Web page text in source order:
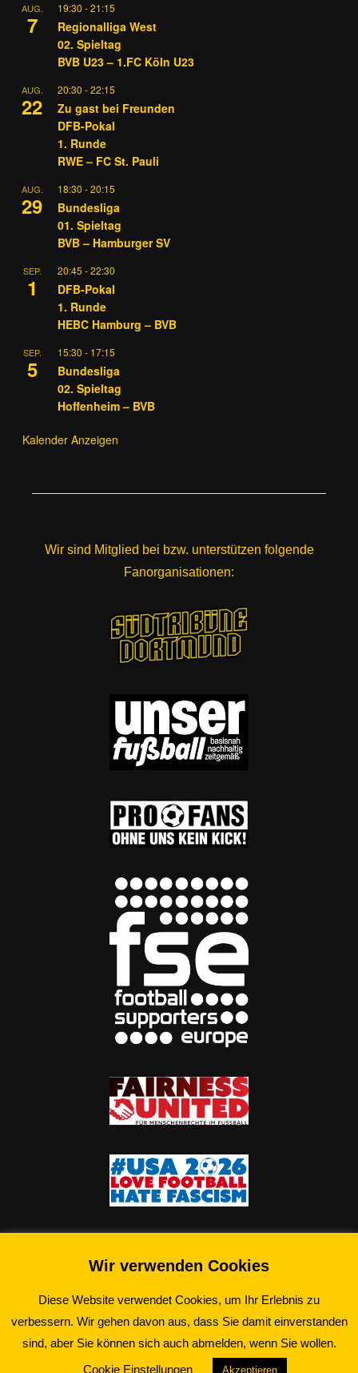
AUG.
7
19:30 -21:15
Regionalliga West
02. Spieltag
BVB U23 – 1.FC Köln U23
AUG.
22
20:30 -22:15
Zu gast bei Freunden
DFB-Pokal
1. Runde
RWE – FC St. Pauli
AUG.
29
18:30 -20:15
Bundesliga
01. Spieltag
BVB – Hamburger SV
SEP.
1
20:45 -22:30
DFB-Pokal
1. Runde
HEBC Hamburg – BVB
SEP.
5
15:30 - 17:15
Bundesliga
02. Spieltag
Hoffenheim – BVB
Kalender Anzeigen
Wir sind Mitglied bei bzw. unterstützen folgende
Fanorganisationen:
Wir verwenden Cookies
Diese Website verwendet Cookies, um Ihr Erlebnis zu
verbessern. Wir gehen davon aus, dass Sie damit einverstanden
sind, aber Sie können sich auch abmelden, wenn Sie wollen.
Cookie Einstellungen
Akzeptieren